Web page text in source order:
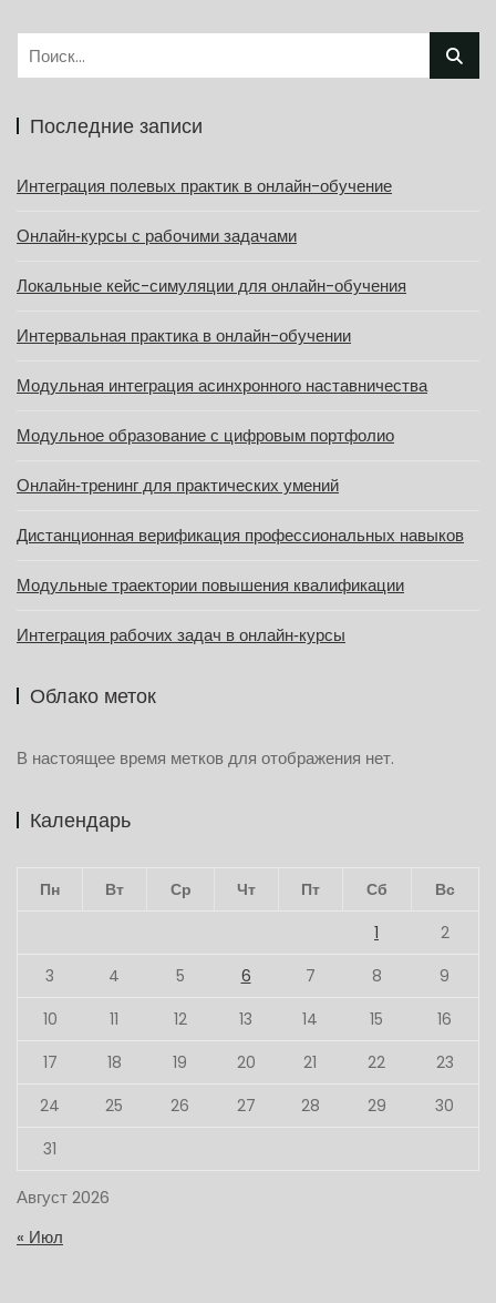
Последние записи
Интеграция полевых практик в онлайн-обучение
Онлайн‑курсы с рабочими задачами
Локальные кейс-симуляции для онлайн-обучения
Интервальная практика в онлайн-обучении
Модульная интеграция асинхронного наставничества
Модульное образование с цифровым портфолио
Онлайн‑тренинг для практических умений
Дистанционная верификация профессиональных навыков
Модульные траектории повышения квалификации
Интеграция рабочих задач в онлайн‑курсы
Облако меток
В настоящее время метков для отображения нет.
Календарь
Август 2026
Пн Вт Ср Чт Пт Сб
Вс
1
2
3
4 5 6 7 8
9
10
11 12 13 14 15
16
17
18 19 20 21 22
23
24
25 26 27 28 29
30
31
« Июл